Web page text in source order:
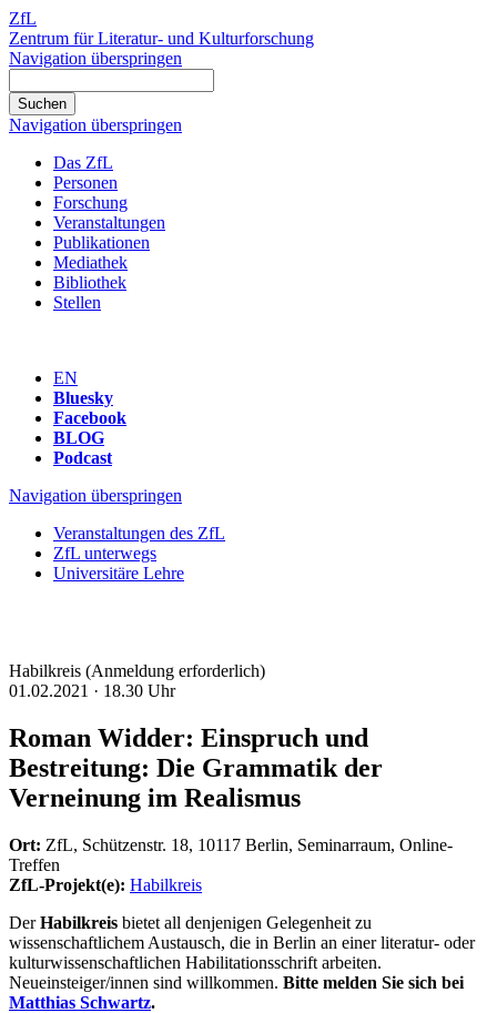
ZfL
Zentrum für Literatur- und Kulturforschung
Navigation überspringen
Navigation überspringen
Das ZfL
Personen
Forschung
Veranstaltungen
Publikationen
Mediathek
Bibliothek
Stellen
EN
Bluesky
Facebook
BLOG
Podcast
Navigation überspringen
Veranstaltungen des ZfL
ZfL unterwegs
Universitäre Lehre
Habilkreis (Anmeldung erforderlich)
01.02.2021 · 18.30 Uhr
Roman Widder: Einspruch und
Bestreitung: Die Grammatik der
Verneinung im Realismus
Ort: ZfL, Schützenstr. 18, 10117 Berlin, Seminarraum, Online-
Treffen
ZfL-Projekt(e): Habilkreis
DerHabilkreis bietet all denjenigen Gelegenheit zu
wissenschaftlichem Austausch, die in Berlin an einer literatur- oder
kulturwissenschaftlichen Habilitationsschrift arbeiten.
Neueinsteiger/innen sind willkommen. Bitte melden Sie sich bei
Matthias Schwartz.